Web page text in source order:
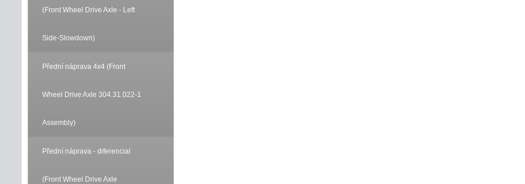
(Front Wheel Drive Axle - Left
Side-Slowdown)
Přední náprava 4x4 (Front
Wheel Drive Axle 304.31.022-1
Assembly)
Přední náprava - diferencial
(Front Wheel Drive Axle